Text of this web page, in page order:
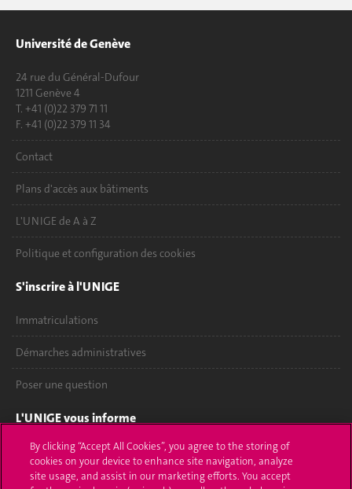
Université de Genève
24 rue du Général-Dufour
1211 Genève 4
T. +41 (0)22 379 71 11
F. +41 (0)22 379 11 34
Contact
Plans d'accès aux bâtiments
L'UNIGE de A à Z
Politique et configuration des cookies
S'inscrire à l'UNIGE
Immatriculations
Démarches administratives
Poser une question
L'UNIGE vous informe
UNIGE Mobile
Médias
By clicking “Accept All Cookies”, you agree to the storing of
cookies on your device to enhance site navigation, analyze
site usage, and assist in our marketing efforts. You accept